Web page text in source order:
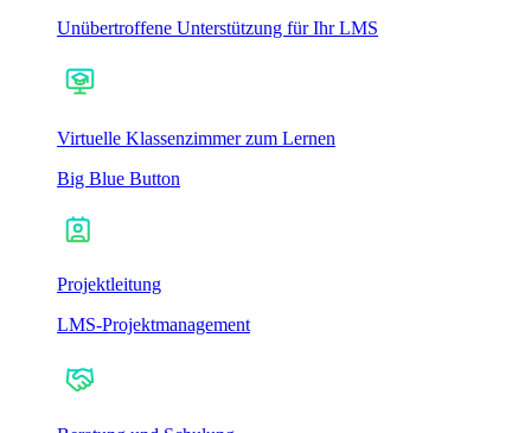
Unübertroffene Unterstützung für Ihr LMS
Virtuelle Klassenzimmer zum Lernen
Big Blue Button
Projektleitung
LMS-Projektmanagement